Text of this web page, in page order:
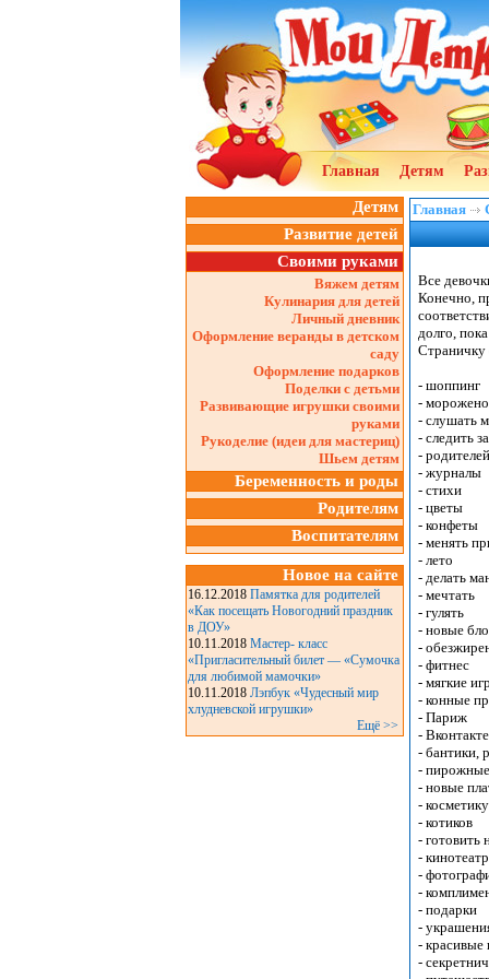
Главная Детям
Детям
Развитие детей
Своими руками
Вяжем детям
Кулинария для детей
Личный дневник
Оформление веранды в детском
саду
Оформление подарков
Поделки с детьми
Развивающие игрушки своими
руками
Рукоделие (идеи для мастериц)
Шьем детям
Беременность и роды
Родителям
Воспитателям
Новое на сайте
16.12.2018 Памятка для родителей
«Как посещать Новогодний праздник
в ДОУ»
10.11.2018 Мастер- класс
«Пригласительный билет — «Сумочка
для любимой мамочки»
10.11.2018 Лэпбук «Чудесный мир
хлудневской игрушки»
Ещё >>
Главная
Все
Конечно,
долго,
Страничку
- шоппинг
-
- слушать
- следить
- родителей
- журналы
- стихи
- цветы
- конфеты
- менять
- лето
- делать
- мечтать
- гулять
- новые
-
- фитнес
- мягкие
- конные
- Париж
- Вконтакте
- бантики,
-
- новые
- косметику
- котиков
- готовить
- кинотеатр
-
-
- подарки
-
- красивые
-